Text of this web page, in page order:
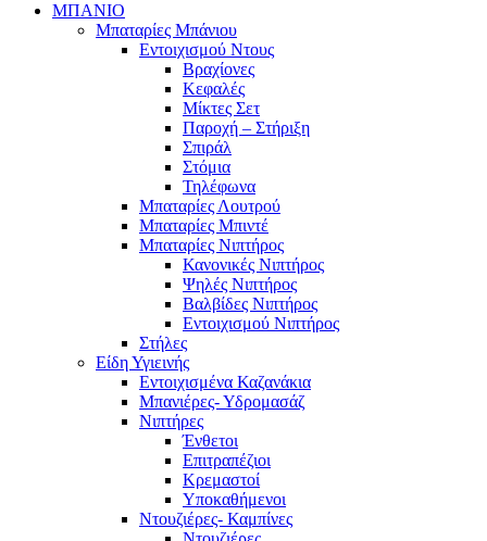
ΜΠΑΝΙΟ
Μπαταρίες Μπάνιου
Εντοιχισμού Ντους
Βραχίονες
Κεφαλές
Μίκτες Σετ
Παροχή – Στήριξη
Σπιράλ
Στόμια
Τηλέφωνα
Μπαταρίες Λουτρού
Μπαταρίες Μπιντέ
Μπαταρίες Νιπτήρος
Κανονικές Νιπτήρος
Ψηλές Νιπτήρος
Βαλβίδες Νιπτήρος
Εντοιχισμού Νιπτήρος
Στήλες
Είδη Υγιεινής
Εντοιχισμένα Καζανάκια
Μπανιέρες- Υδρομασάζ
Νιπτήρες
Ένθετοι
Επιτραπέζιοι
Κρεμαστοί
Υποκαθήμενοι
Ντουζιέρες- Καμπίνες